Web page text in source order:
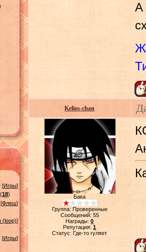
[Игры]
(18)
[Флеш]
(loop)]
[Игры]
А
Kelios-chan
Бака
Группа: Проверенные
Сообщений: 55
Награды:0
Репутация:1
Статус:Где-то гуляет